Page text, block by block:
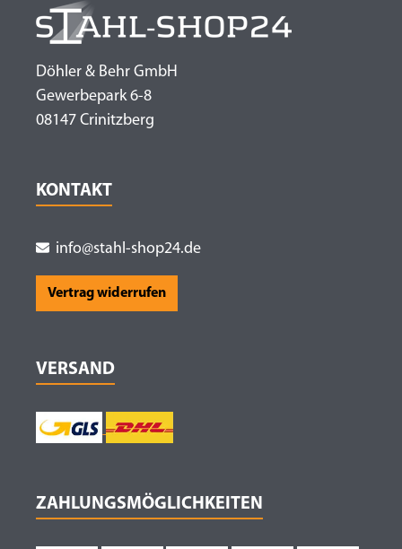
Döhler & Behr GmbH
Gewerbepark 6-8
08147 Crinitzberg
KONTAKT
info@stahl-shop24.de
Vertrag widerrufen
VERSAND
ZAHLUNGSMÖGLICHKEITEN